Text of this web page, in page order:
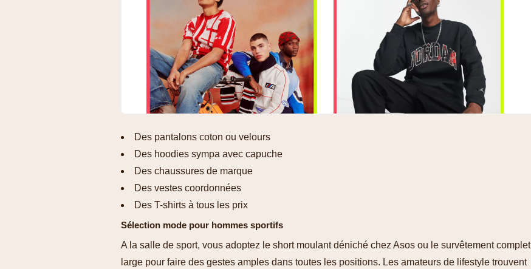
Des pantalons coton ou velours
Des hoodies sympa avec capuche
Des chaussures de marque
Des vestes coordonnées
Des T-shirts à tous les prix
Sélection mode pour hommes sportifs
A la salle de sport, vous adoptez le short moulant déniché chez Asos ou le survêtement complet
large pour faire des gestes amples dans toutes les positions. Les amateurs de lifestyle trouvent